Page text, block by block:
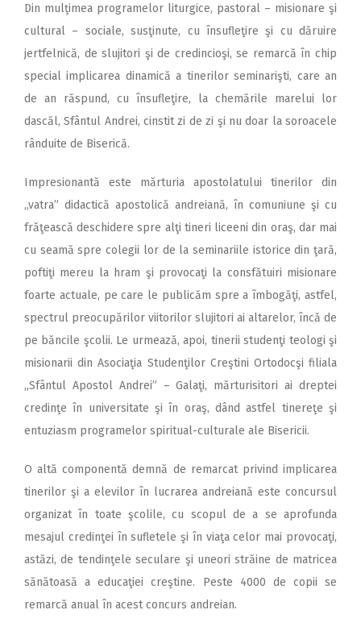
Din mulţimea programelor liturgice, pastoral – misionare şi
cultural – sociale, susţinute, cu însufleţire şi cu dăruire
jertfelnică, de slujitori şi de credincioşi, se remarcă în chip
special implicarea dinamică a tinerilor seminarişti, care an
de an răspund, cu însufleţire, la chemările marelui lor
dascăl, Sfântul Andrei, cinstit zi de zi şi nu doar la soroacele
rânduite de Biserică.
Impresionantă este mărturia apostolatului tinerilor din
,,vatra” didactică apostolică andreiană, în comuniune şi cu
frăţească deschidere spre alţi tineri liceeni din oraş, dar mai
cu seamă spre colegii lor de la seminariile istorice din ţară,
poftiţi mereu la hram şi provocaţi la consfătuiri misionare
foarte actuale, pe care le publicăm spre a îmbogăţi, astfel,
spectrul preocupărilor viitorilor slujitori ai altarelor, încă de
pe băncile şcolii. Le urmează, apoi, tinerii studenţi teologi şi
misionarii din Asociaţia Studenţilor Creştini Ortodocşi filiala
,,Sfântul Apostol Andrei” – Galaţi, mărturisitori ai dreptei
credinţe în universitate şi în oraş, dând astfel tinereţe şi
entuziasm programelor spiritual-culturale ale Bisericii.
O altă componentă demnă de remarcat privind implicarea
tinerilor şi a elevilor în lucrarea andreiană este concursul
organizat în toate şcolile, cu scopul de a se aprofunda
mesajul credinţei în sufletele şi în viaţa celor mai provocaţi,
astăzi, de tendinţele seculare şi uneori străine de matricea
sănătoasă a educaţiei creştine. Peste 4000 de copii se
remarcă anual în acest concurs andreian.